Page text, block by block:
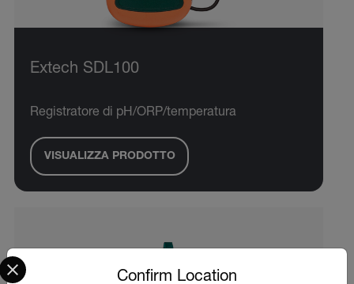
Extech SDL100
Registratore di pH/ORP/temperatura
VISUALIZZA PRODOTTO
Confirm Location
Select your preferred country and language from the